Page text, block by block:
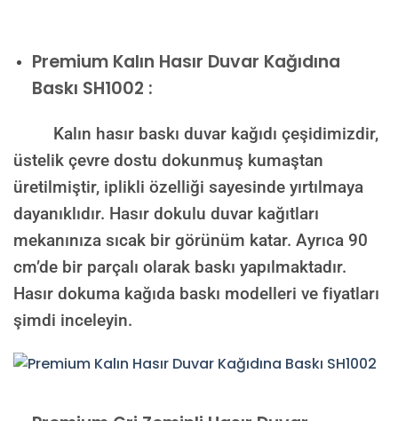
Premium Kalın Hasır Duvar Kağıdına
Baskı SH1002 :
Kalın hasır baskı duvar kağıdı çeşidimizdir,
üstelik çevre dostu dokunmuş kumaştan
üretilmiştir, iplikli özelliği sayesinde yırtılmaya
dayanıklıdır. Hasır dokulu duvar kağıtları
mekanınıza sıcak bir görünüm katar. Ayrıca 90
cm’de bir parçalı olarak baskı yapılmaktadır.
Hasır dokuma kağıda baskı modelleri ve fiyatları
şimdi inceleyin.